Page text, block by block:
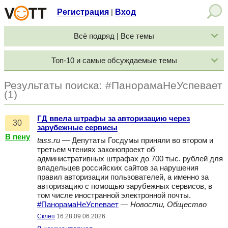
Регистрация Вход
Всё подряд | Все темы
Топ-10 и самые обсуждаемые темы
Результаты поиска: #ПанорамаНеУспевает
(1)
30
В пену
ГД ввела штрафы за авторизацию через
зарубежные сервисы
tass.ru — Депутаты Госдумы приняли во втором и
третьем чтениях законопроект об
административных штрафах до 700 тыс. рублей для
владельцев российских сайтов за нарушения
правил авторизации пользователей, а именно за
авторизацию с помощью зарубежных сервисов, в
том числе иностранной электронной почты.
#ПанорамаНеУспевает — Новости, Общество
Склеп 16:28 09.06.2026